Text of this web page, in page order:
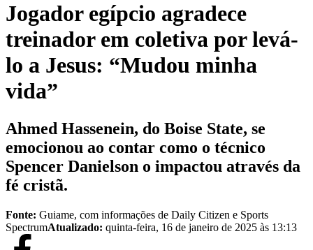
Jogador egípcio agradece
treinador em coletiva por levá-
lo a Jesus: “Mudou minha
vida”
Ahmed Hassenein, do Boise State, se
emocionou ao contar como o técnico
Spencer Danielson o impactou através da
fé cristã.
Fonte: Guiame, com informações de Daily Citizen e Sports
SpectrumAtualizado: quinta-feira, 16 de janeiro de 2025 às 13:13